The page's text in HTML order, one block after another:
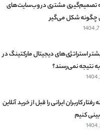
تصمیم‌گیری مشتری در وب‌سایت‌های
چگونه شکل می‌گیر
استراتژی‌های دیجیتال مارکتینگ در
به نتیجه نمی‌رسند؟
کاربران ایرانی را قبل از خرید آنلاین
کنیم